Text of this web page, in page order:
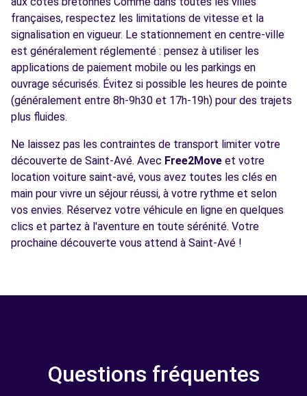
françaises, respectez les limitations de vitesse et la
signalisation en vigueur. Le stationnement en centre-ville
est généralement réglementé : pensez à utiliser les
applications de paiement mobile ou les parkings en
ouvrage sécurisés. Évitez si possible les heures de pointe
(généralement entre 8h-9h30 et 17h-19h) pour des trajets
plus fluides.
Ne laissez pas les contraintes de transport limiter votre
découverte de Saint-Avé. Avec Free2Move et votre
location voiture saint-avé, vous avez toutes les clés en
main pour vivre un séjour réussi, à votre rythme et selon
vos envies. Réservez votre véhicule en ligne en quelques
clics et partez à l'aventure en toute sérénité. Votre
prochaine découverte vous attend à Saint-Avé !
Questions fréquentes